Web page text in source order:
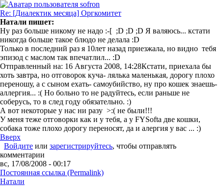
Re: [Диалектик месяца] Оргкомитет
Натали пишет:
Ну раз больше никому не надо :-[ ;D ;D ;D Я валяюсь... кстати
никогда больше такое блюдо не делала :D
Только в последний раз я 10лет назад приезжала, но видно тебя
эпизод с маслом так впечатлил... :D
Отправленный на: 16 Августа 2008, 14:28Кстати, приехала бы
хоть завтра, но отговорок куча- лялька маленькая, дорогу плохо
переношу, а с сыном ехать- самоубийство, ну про кошек знаешь-
аллергия... :( Но больно то не радуйтесь, если раньше не
соберусь, то в след году обязательно. :)
А вот некоторые у нас ни разу >:( не были!!!
У меня теже отговорки как и у тебя, а у FYSoftа две кошки,
собака тоже плохо дорогу переносят, да и алергия у вас ... :)
Вверх
Войдите или зарегистрируйтесь, чтобы отправлять
комментарии
вс, 17/08/2008 - 00:17
Постоянная ссылка (Permalink)
Натали